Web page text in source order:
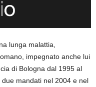
lunga malattia,
impegnato anche lui
di Bologna dal 1995 al
mandati nel 2004 e nel